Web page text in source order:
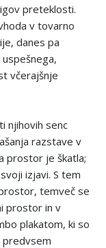
preteklosti.
v tovarno
danes pa
včerajšnje
njihovih senc
razstave v
prostor je škatla;
izjavi. S tem
temveč se
prostor in v
plakatom, ki so
predvsem